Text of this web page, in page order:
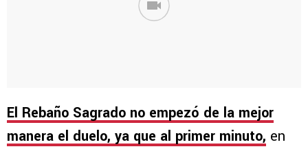
El Rebaño Sagrado no empezó de la mejor
manera el duelo, ya que al primer minuto, en